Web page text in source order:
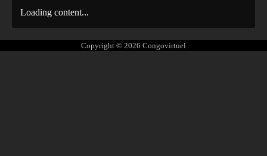
Loading content...
Copyright © 2026 Congovirtuel